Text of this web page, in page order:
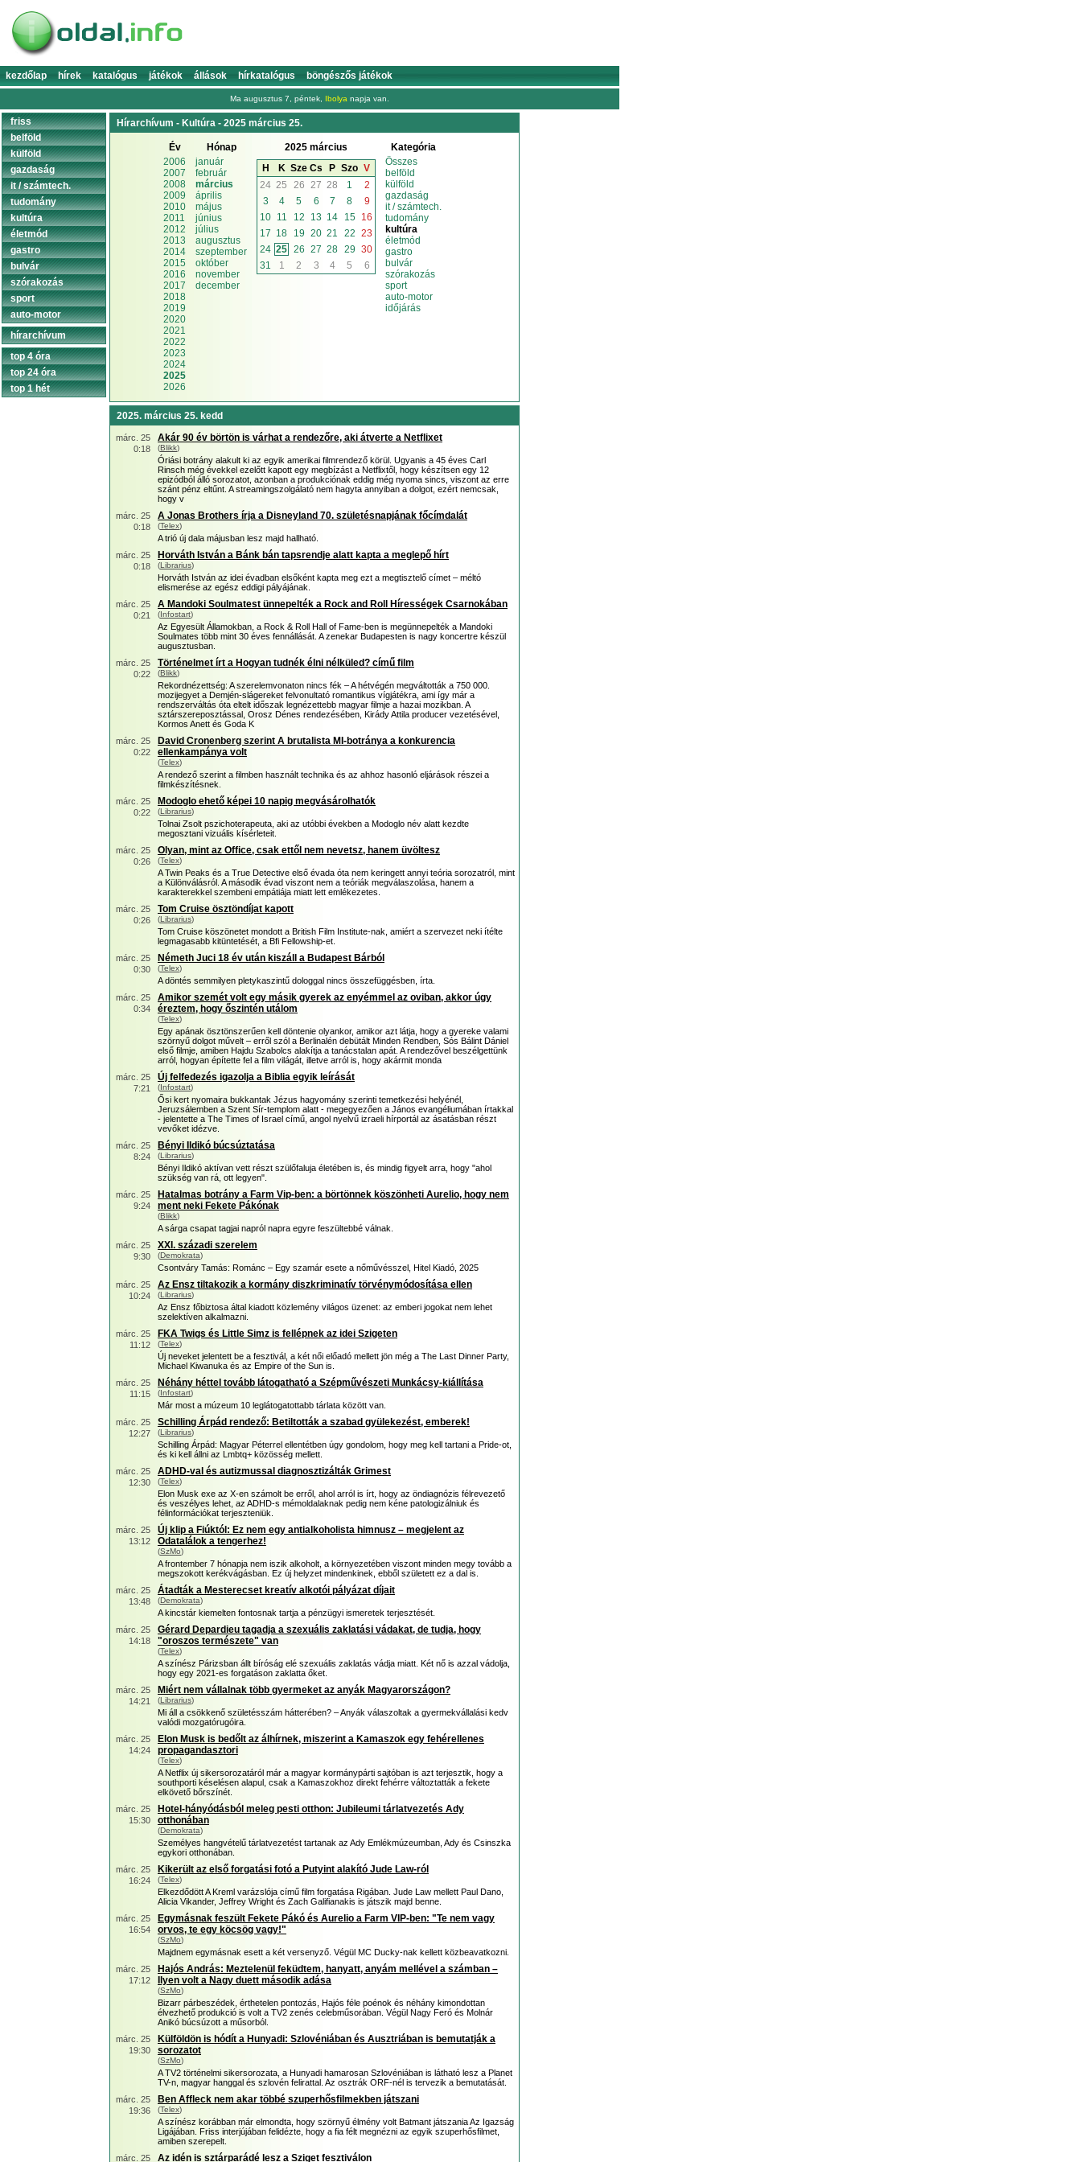
kezdőlap hírek katalógus játékok állások hírkatalógus böngészős játékok
Ma augusztus 7, péntek, Ibolya napja van.
Hírarchívum - Kultúra - 2025 március 25.
Év
2006
2007
2008
2009
2010
2011
2012
2013
2014
2015
2016
2017
2018
2019
2020
2021
2022
2023
2024
2025
2026
Hónap
január
február
március
április
május
június
július
augusztus
szeptember
október
november
december
2025 március
H
K Sze Cs P Szo V
24 25 26 27 28 1
2
3
4 5 6 7 8
9
10 11 12 13 14 15
16
17 18 19 20 21 22 23
24 25 26 27 28 29 30
31
1 2 3 4 5 6
Kategória
Összes
belföld
külföld
gazdaság
it / számtech.
tudomány
kultúra
életmód
gastro
bulvár
szórakozás
sport
auto-motor
időjárás
2025. március 25. kedd
márc. 25
0:18
Akár 90 év börtön is várhat a rendezőre, aki átverte a Netflixet
(Blikk)
Óriási botrány alakult ki az egyik amerikai filmrendező körül. Ugyanis a 45 éves Carl
Rinsch még évekkel ezelőtt kapott egy megbízást a Netflixtől, hogy készítsen egy 12
epizódból álló sorozatot, azonban a produkciónak eddig még nyoma sincs, viszont az erre
szánt pénz eltűnt. A streamingszolgálató nem hagyta annyiban a dolgot, ezért nemcsak,
hogy v
márc. 25
0:18
A Jonas Brothers írja a Disneyland 70. születésnapjának főcímdalát
(Telex)
A trió új dala májusban lesz majd hallható.
márc. 25
0:18
Horváth István a Bánk bán tapsrendje alatt kapta a meglepő hírt
(Librarius)
Horváth István az idei évadban elsőként kapta meg ezt a megtisztelő címet – méltó
elismerése az egész eddigi pályájának.
márc. 25
0:21
A Mandoki Soulmatest ünnepelték a Rock and Roll Hírességek Csarnokában
(Infostart)
Az Egyesült Államokban, a Rock & Roll Hall of Fame-ben is megünnepelték a Mandoki
Soulmates több mint 30 éves fennállását. A zenekar Budapesten is nagy koncertre készül
augusztusban.
márc. 25
0:22
Történelmet írt a Hogyan tudnék élni nélküled? című film
(Blikk)
Rekordnézettség: A szerelemvonaton nincs fék – A hétvégén megváltották a 750 000.
mozijegyet a Demjén-slágereket felvonultató romantikus vígjátékra, ami így már a
rendszerváltás óta eltelt időszak legnézettebb magyar filmje a hazai mozikban. A
sztárszereposztással, Orosz Dénes rendezésében, Kirády Attila producer vezetésével,
Kormos Anett és Goda K
márc. 25
0:22
David Cronenberg szerint A brutalista MI-botránya a konkurencia
ellenkampánya volt
(Telex)
A rendező szerint a filmben használt technika és az ahhoz hasonló eljárások részei a
filmkészítésnek.
márc. 25
0:22
Modoglo ehető képei 10 napig megvásárolhatók
(Librarius)
Tolnai Zsolt pszichoterapeuta, aki az utóbbi években a Modoglo név alatt kezdte
megosztani vizuális kísérleteit.
márc. 25
0:26
Olyan, mint az Office, csak ettől nem nevetsz, hanem üvöltesz
(Telex)
A Twin Peaks és a True Detective első évada óta nem keringett annyi teória sorozatról, mint
a Különválásról. A második évad viszont nem a teóriák megválaszolása, hanem a
karakterekkel szembeni empátiája miatt lett emlékezetes.
márc. 25
0:26
Tom Cruise ösztöndíjat kapott
(Librarius)
Tom Cruise köszönetet mondott a British Film Institute-nak, amiért a szervezet neki ítélte
legmagasabb kitüntetését, a Bfi Fellowship-et.
márc. 25
0:30
Németh Juci 18 év után kiszáll a Budapest Bárból
(Telex)
A döntés semmilyen pletykaszintű dologgal nincs összefüggésben, írta.
márc. 25
0:34
Amikor szemét volt egy másik gyerek az enyémmel az oviban, akkor úgy
éreztem, hogy őszintén utálom
(Telex)
Egy apának ösztönszerűen kell döntenie olyankor, amikor azt látja, hogy a gyereke valami
szörnyű dolgot művelt – erről szól a Berlinalén debütált Minden Rendben, Sós Bálint Dániel
első filmje, amiben Hajdu Szabolcs alakítja a tanácstalan apát. A rendezővel beszélgettünk
arról, hogyan építette fel a film világát, illetve arról is, hogy akármit monda
márc. 25
7:21
Új felfedezés igazolja a Biblia egyik leírását
(Infostart)
Ősi kert nyomaira bukkantak Jézus hagyomány szerinti temetkezési helyénél,
Jeruzsálemben a Szent Sír-templom alatt - megegyezően a János evangéliumában írtakkal
- jelentette a The Times of Israel című, angol nyelvű izraeli hírportál az ásatásban részt
vevőket idézve.
márc. 25
8:24
Bényi Ildikó búcsúztatása
(Librarius)
Bényi Ildikó aktívan vett részt szülőfaluja életében is, és mindig figyelt arra, hogy "ahol
szükség van rá, ott legyen".
márc. 25
9:24
Hatalmas botrány a Farm Vip-ben: a börtönnek köszönheti Aurelio, hogy nem
ment neki Fekete Pákónak
(Blikk)
A sárga csapat tagjai napról napra egyre feszültebbé válnak.
márc. 25
9:30
XXI. századi szerelem
(Demokrata)
Csontváry Tamás: Románc – Egy szamár esete a nőművésszel, Hitel Kiadó, 2025
márc. 25
10:24
Az Ensz tiltakozik a kormány diszkriminatív törvénymódosítása ellen
(Librarius)
Az Ensz főbiztosa által kiadott közlemény világos üzenet: az emberi jogokat nem lehet
szelektíven alkalmazni.
márc. 25
11:12
FKA Twigs és Little Simz is fellépnek az idei Szigeten
(Telex)
Új neveket jelentett be a fesztivál, a két női előadó mellett jön még a The Last Dinner Party,
Michael Kiwanuka és az Empire of the Sun is.
márc. 25
11:15
Néhány héttel tovább látogatható a Szépművészeti Munkácsy-kiállítása
(Infostart)
Már most a múzeum 10 leglátogatottabb tárlata között van.
márc. 25
12:27
Schilling Árpád rendező: Betiltották a szabad gyülekezést, emberek!
(Librarius)
Schilling Árpád: Magyar Péterrel ellentétben úgy gondolom, hogy meg kell tartani a Pride-ot,
és ki kell állni az Lmbtq+ közösség mellett.
márc. 25
12:30
ADHD-val és autizmussal diagnosztizálták Grimest
(Telex)
Elon Musk exe az X-en számolt be erről, ahol arról is írt, hogy az öndiagnózis félrevezető
és veszélyes lehet, az ADHD-s mémoldalaknak pedig nem kéne patologizálniuk és
félinformációkat terjeszteniük.
márc. 25
13:12
Új klip a Fiúktól: Ez nem egy antialkoholista himnusz – megjelent az
Odatalálok a tengerhez!
(SzMo)
A frontember 7 hónapja nem iszik alkoholt, a környezetében viszont minden megy tovább a
megszokott kerékvágásban. Ez új helyzet mindenkinek, ebből született ez a dal is.
márc. 25
13:48
Átadták a Mesterecset kreatív alkotói pályázat díjait
(Demokrata)
A kincstár kiemelten fontosnak tartja a pénzügyi ismeretek terjesztését.
márc. 25
14:18
Gérard Depardieu tagadja a szexuális zaklatási vádakat, de tudja, hogy
"oroszos természete" van
(Telex)
A színész Párizsban állt bíróság elé szexuális zaklatás vádja miatt. Két nő is azzal vádolja,
hogy egy 2021-es forgatáson zaklatta őket.
márc. 25
14:21
Miért nem vállalnak több gyermeket az anyák Magyarországon?
(Librarius)
Mi áll a csökkenő születésszám hátterében? – Anyák válaszoltak a gyermekvállalási kedv
valódi mozgatórugóira.
márc. 25
14:24
Elon Musk is bedőlt az álhírnek, miszerint a Kamaszok egy fehérellenes
propagandasztori
(Telex)
A Netflix új sikersorozatáról már a magyar kormánypárti sajtóban is azt terjesztik, hogy a
southporti késelésen alapul, csak a Kamaszokhoz direkt fehérre változtatták a fekete
elkövető bőrszínét.
márc. 25
15:30
Hotel-hányódásból meleg pesti otthon: Jubileumi tárlatvezetés Ady
otthonában
(Demokrata)
Személyes hangvételű tárlatvezetést tartanak az Ady Emlékmúzeumban, Ady és Csinszka
egykori otthonában.
márc. 25
16:24
Kikerült az első forgatási fotó a Putyint alakító Jude Law-ról
(Telex)
Elkezdődött A Kreml varázslója című film forgatása Rigában. Jude Law mellett Paul Dano,
Alicia Vikander, Jeffrey Wright és Zach Galifianakis is játszik majd benne.
márc. 25
16:54
Egymásnak feszült Fekete Pákó és Aurelio a Farm VIP-ben: "Te nem vagy
orvos, te egy köcsög vagy!"
(SzMo)
Majdnem egymásnak esett a két versenyző. Végül MC Ducky-nak kellett közbeavatkozni.
márc. 25
17:12
Hajós András: Meztelenül feküdtem, hanyatt, anyám mellével a számban –
Ilyen volt a Nagy duett második adása
(SzMo)
Bizarr párbeszédek, érthetelen pontozás, Hajós féle poénok és néhány kimondottan
élvezhető produkció is volt a TV2 zenés celebműsorában. Végül Nagy Feró és Molnár
Anikó búcsúzott a műsorból.
márc. 25
19:30
Külföldön is hódít a Hunyadi: Szlovéniában és Ausztriában is bemutatják a
sorozatot
(SzMo)
A TV2 történelmi sikersorozata, a Hunyadi hamarosan Szlovéniában is látható lesz a Planet
TV-n, magyar hanggal és szlovén felirattal. Az osztrák ORF-nél is tervezik a bemutatását.
márc. 25
19:36
Ben Affleck nem akar többé szuperhősfilmekben játszani
(Telex)
A színész korábban már elmondta, hogy szörnyű élmény volt Batmant játszania Az Igazság
Ligájában. Friss interjújában felidézte, hogy a fia félt megnézni az egyik szuperhősfilmet,
amiben szerepelt.
márc. 25
Az idén is sztárparádé lesz a Sziget fesztiválon
friss
belföld
külföld
gazdaság
it / számtech.
tudomány
kultúra
életmód
gastro
bulvár
szórakozás
sport
auto-motor
hírarchívum
top 4 óra
top 24 óra
top 1 hét